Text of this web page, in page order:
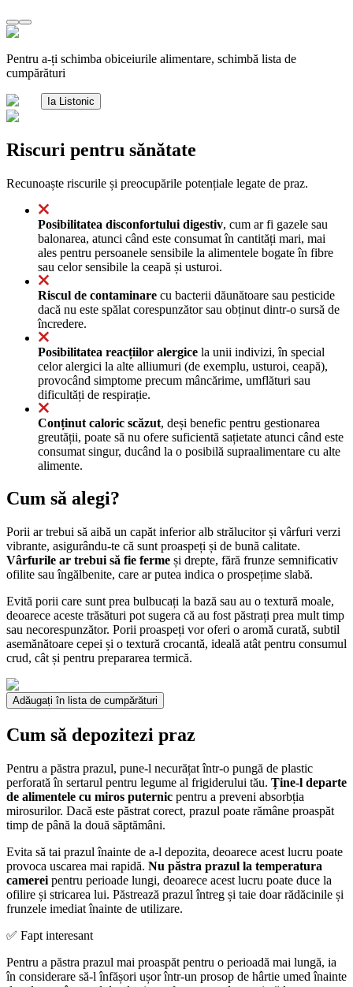
Pentru a-ți schimba obiceiurile alimentare, schimbă lista de
cumpărături
Ia Listonic
Riscuri pentru sănătate
Recunoaște riscurile și preocupările potențiale legate de praz.
Posibilitatea disconfortului digestiv, cum ar fi gazele sau
balonarea, atunci când este consumat în cantități mari, mai
ales pentru persoanele sensibile la alimentele bogate în fibre
sau celor sensibile la ceapă și usturoi.
Riscul de contaminare cu bacterii dăunătoare sau pesticide
dacă nu este spălat corespunzător sau obținut dintr-o sursă de
încredere.
Posibilitatea reacțiilor alergice la unii indivizi, în special
celor alergici la alte alliumuri (de exemplu, usturoi, ceapă),
provocând simptome precum mâncărime, umflături sau
dificultăți de respirație.
Conținut caloric scăzut, deși benefic pentru gestionarea
greutății, poate să nu ofere suficientă sațietate atunci când este
consumat singur, ducând la o posibilă supraalimentare cu alte
alimente.
Cum să alegi?
Porii ar trebui să aibă un capăt inferior alb strălucitor și vârfuri verzi
vibrante, asigurându-te că sunt proaspeți și de bună calitate.
Vârfurile ar trebui să fie ferme și drepte, fără frunze semnificativ
ofilite sau îngălbenite, care ar putea indica o prospețime slabă.
Evită porii care sunt prea bulbucați la bază sau au o textură moale,
deoarece aceste trăsături pot sugera că au fost păstrați prea mult timp
sau necorespunzător. Porii proaspeți vor oferi o aromă curată, subtil
asemănătoare cepei și o textură crocantă, ideală atât pentru consumul
crud, cât și pentru prepararea termică.
Adăugați în lista de cumpărături
Cum să depozitezi praz
Pentru a păstra prazul, pune-l necurățat într-o pungă de plastic
perforată în sertarul pentru legume al frigiderului tău. Ține-l departe
de alimentele cu miros puternic pentru a preveni absorbția
mirosurilor. Dacă este păstrat corect, prazul poate rămâne proaspăt
timp de până la două săptămâni.
Evita să tai prazul înainte de a-l depozita, deoarece acest lucru poate
provoca uscarea mai rapidă. Nu păstra prazul la temperatura
camerei pentru perioade lungi, deoarece acest lucru poate duce la
ofilire și stricarea lui. Păstrează prazul întreg și taie doar rădăcinile și
frunzele imediat înainte de utilizare.
✅ Fapt interesant
Pentru a păstra prazul mai proaspăt pentru o perioadă mai lungă, ia
în considerare să-l înfășori ușor într-un prosop de hârtie umed înainte